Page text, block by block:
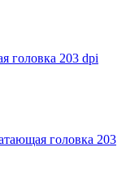
головка 203 dpi
головка 203